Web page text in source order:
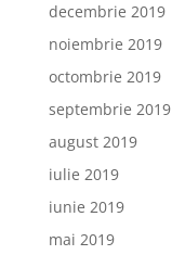
decembrie 2019
noiembrie 2019
octombrie 2019
septembrie 2019
august 2019
iulie 2019
iunie 2019
mai 2019